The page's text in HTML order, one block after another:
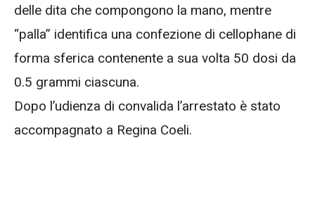
delle dita che compongono la mano, mentre
“palla” identifica una confezione di cellophane di
forma sferica contenente a sua volta 50 dosi da
0.5 grammi ciascuna.
Dopo l’udienza di convalida l’arrestato è stato
accompagnato a Regina Coeli.